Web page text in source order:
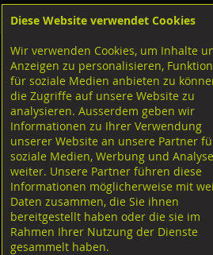
Shop Dübeltechnik Injektionssysteme
Ankerstangen
Diverse Ausführungen
Diese Website verwendet Cookies
Wir verwenden Cookies, um Inhalte
Anzeigen zu personalisieren,
für soziale Medien anbieten zu
die Zugriffe auf unsere Website zu
analysieren. Ausserdem geben wir
Informationen zu Ihrer Verwendung
unserer Website an unsere Partner
soziale Medien, Werbung und
weiter. Unsere Partner führen diese
Informationen möglicherweise mit
Daten zusammen, die Sie ihnen
bereitgestellt haben oder die sie im
Rahmen Ihrer Nutzung der Dienste
gesammelt haben.